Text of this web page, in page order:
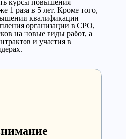
курсы повышения
1 раза в 5 лет. Кроме того,
квалификации
организации в СРО,
на новые виды работ, а
и участия в